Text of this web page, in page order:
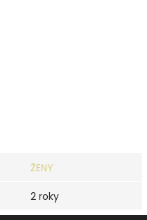
ŽENY
2 roky